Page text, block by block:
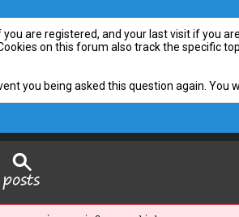
are registered, and your last visit if you
on this forum also track the specific
you being asked this question again.